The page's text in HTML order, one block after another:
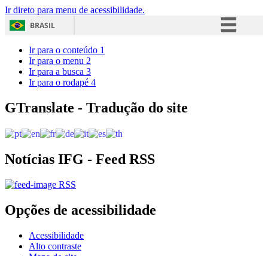
Ir direto para menu de acessibilidade.
BRASIL
Acesso à informação
Ir para o conteúdo 1
Ir para o menu 2
Ir para a busca 3
Ir para o rodapé 4
GTranslate - Tradução do site
Notícias IFG - Feed RSS
RSS
Opções de acessibilidade
Acessibilidade
Alto contraste